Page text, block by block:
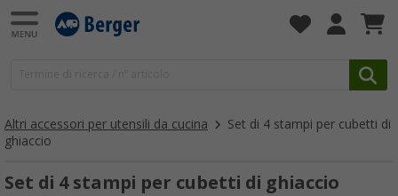
Altri accessori per utensili da cucina
Set di 4 stampi per cubetti di
ghiaccio
Set di 4 stampi per cubetti di ghiaccio